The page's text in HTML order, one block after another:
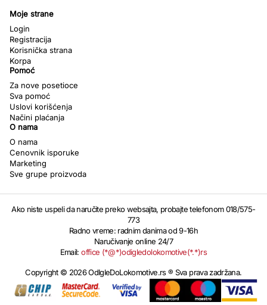
Moje strane
Login
Registracija
Korisnička strana
Korpa
Pomoć
Za nove posetioce
Sva pomoć
Uslovi korišćenja
Načini plaćanja
O nama
O nama
Cenovnik isporuke
Marketing
Sve grupe proizvoda
Ako niste uspeli da naručite preko websajta, probajte telefonom 018/575-
773
Radno vreme: radnim danima od 9-16h
Naručivanje online 24/7
Email:office (*@*)odigledolokomotive(*.*)rs
Copyright © 2026 OdIgleDoLokomotive.rs ® Sva prava zadržana.